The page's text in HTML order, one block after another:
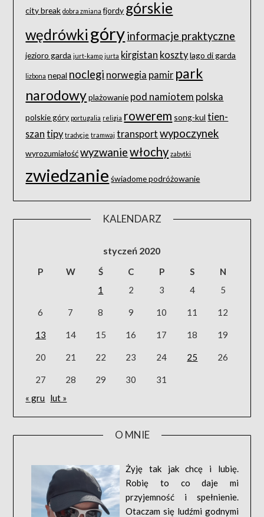
city break dobra zmiana fjordy górskie
wędrówki góryinformacje praktyczne
jezioro garda jurt-kamp jurta kirgistan koszty lago di garda
lizbona nepal noclegi norwegia pamir park
narodowy plażowanie pod namiotem polska
polskie góry portugalia religia rowerem song-kul tien-
szan tipy tradycje tramwaj transport wypoczynek
wyrozumiałość wyzwanie włochy zabytki
zwiedzanie świadome podróżowanie
KALENDARZ
styczeń 2020
P W Ś C P S
N
1
2 3 4 5
6 7 8 9 10 11 12
13 14 15 16 17 18 19
20 21 22 23 24 25 26
27 28 29 30
31
« gru
lut »
O MNIE
Żyję tak jak chcę i lubię.
Robię to co daje mi
przyjemność i spełnienie.
Otaczam się ludźmi godnymi